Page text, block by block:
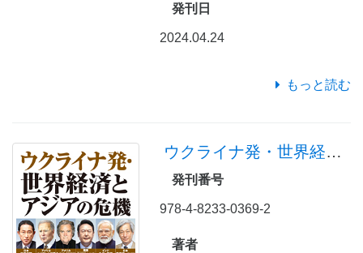
発刊日
2024.04.24
もっと読む
ウクライナ発・世界経済とアジアの危機
発刊番号
978-4-8233-0369-2
著者